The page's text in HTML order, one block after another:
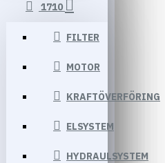
1710
FILTER
MOTOR
KRAFTÖVERFÖRING
ELSYSTEM
HYDRAULSYSTEM